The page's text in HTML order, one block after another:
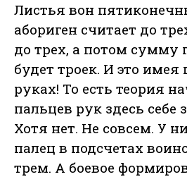
Листья вон
абориген считает до
до трех, а потом сумму
будет троек. И это имея
руках! То есть теория
пальцев рук здесь себе
Хотя нет. Не совсем. У
палец в подсчетах
трем. А боевое